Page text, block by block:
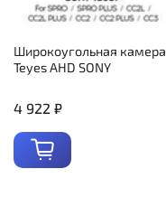
Широкоугольная камера
Teyes AHD SONY
4 922 ₽